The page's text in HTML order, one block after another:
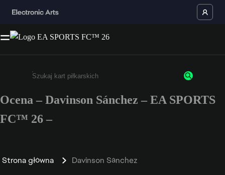
Wpisz co najmniej 3 znaki lub cyfry.
Ocena – Davinson Sánchez – EA SPORTS
FC™ 26 –
Strona główna Davinson Sánchez